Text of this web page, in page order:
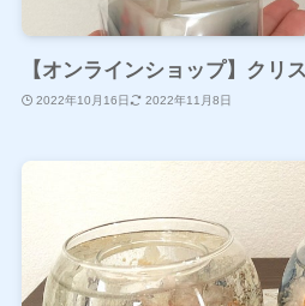
【オンラインショップ】クリ
2022年10月16日 2022年11月8日